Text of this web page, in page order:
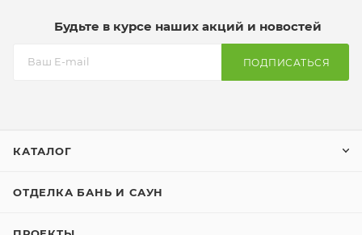
Будьте в курсе наших акций и новостей
ПОДПИСАТЬСЯ
КАТАЛОГ
ОТДЕЛКА БАНЬ И САУН